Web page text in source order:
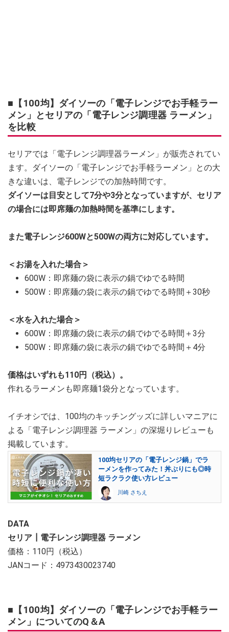
■【100均】ダイソーの「電子レンジでお手軽ラー
メン」とセリアの「電子レンジ調理器 ラーメン」
を比較
セリアでは「電子レンジ調理器ラーメン」が販売されてい
ます。ダイソーの「電子レンジでお手軽ラーメン」との大
きな違いは、電子レンジでの加熱時間です。
ダイソーは目安として7分や3分となっていますが、セリア
の場合には即席麺の加熱時間を基準にします。
また電子レンジ600Wと500Wの両方に対応しています。
＜お湯を入れた場合＞
600W：即席麺の袋に表示の鍋でゆでる時間
500W：即席麺の袋に表示の鍋でゆでる時間＋30秒
＜水を入れた場合＞
600W：即席麺の袋に表示の鍋でゆでる時間＋3分
500W：即席麺の袋に表示の鍋でゆでる時間＋4分
価格はいずれも110円（税込）。
作れるラーメンも即席麺1袋分となっています。
イチオシでは、100均のキッチングッズに詳しいマニアに
よる「電子レンジ調理器 ラーメン」の深堀りレビューも
掲載しています。
100均セリアの「電子レンジ鍋」でラ
ーメンを作ってみた！丼ぶりにも◎時
短ラクラク使い方レビュー
川崎 さちえ
DATA
セリア┃電子レンジ調理器 ラーメン
価格：110円（税込）
JANコード：4973430023740
■【100均】ダイソーの「電子レンジでお手軽ラー
メン」についてのQ＆A